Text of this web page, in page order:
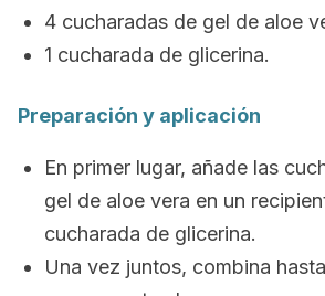
4 cucharadas de gel de aloe
1 cucharada de glicerina.
Preparación y aplicación
En primer lugar, añade las
gel de aloe vera en un
cucharada de glicerina.
Una vez juntos, combina